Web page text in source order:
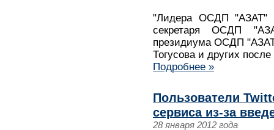
"Лидера ОСДП "АЗАТ"
секретаря ОСДП
президиума ОСДП
Тогусова и других
Подробнее »
Пользователи
сервиса из-за
28 января 2012 года